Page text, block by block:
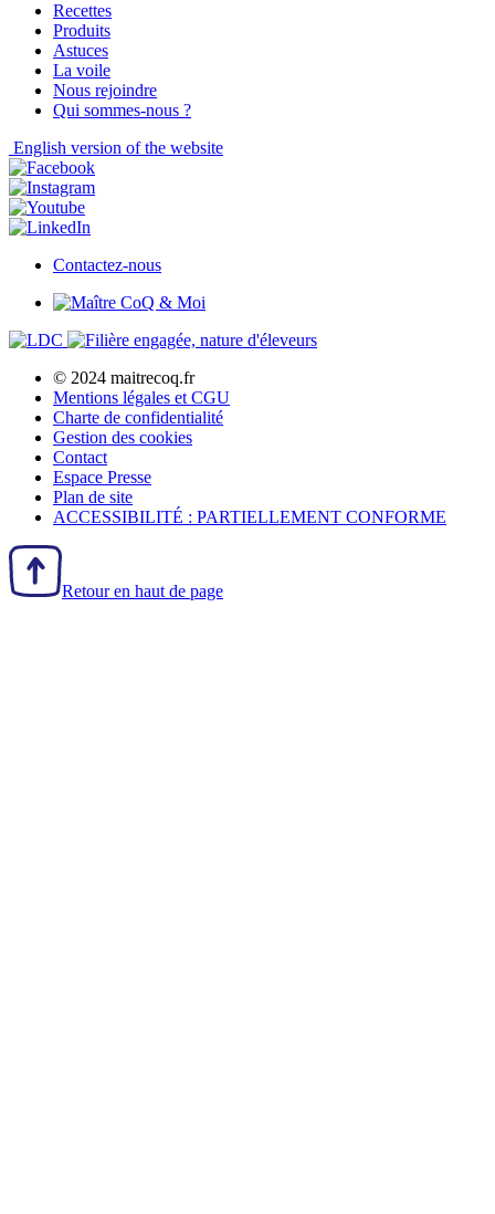
Recettes
Produits
Astuces
La voile
Nous rejoindre
Qui sommes-nous ?
English version of the website
Contactez-nous
© 2024 maitrecoq.fr
Mentions légales et CGU
Charte de confidentialité
Gestion des cookies
Contact
Espace Presse
Plan de site
ACCESSIBILITÉ : PARTIELLEMENT CONFORME
Retour en haut de page